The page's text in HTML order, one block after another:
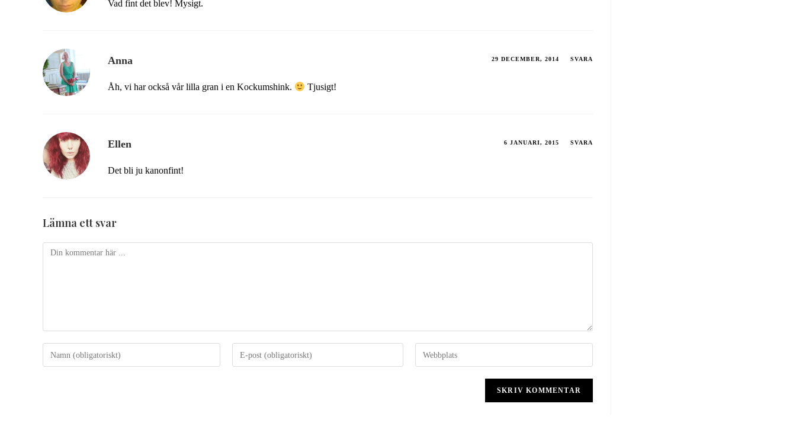
Vad fint det blev! Mysigt.
Anna 29 DECEMBER, 2014 SVARA
Åh, vi har också vår lilla gran i en Kockumshink. Tjusigt!
Ellen 6 JANUARI, 2015 SVARA
Det bli ju kanonfint!
Lämna ett svar